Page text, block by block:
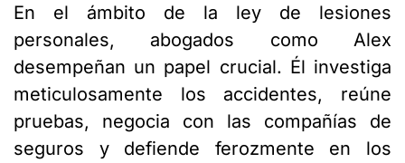
En el ámbito de la ley de lesiones
personales, abogados como Alex
desempeñan un papel crucial. Él investiga
meticulosamente los accidentes, reúne
pruebas, negocia con las compañías de
seguros y defiende ferozmente en los